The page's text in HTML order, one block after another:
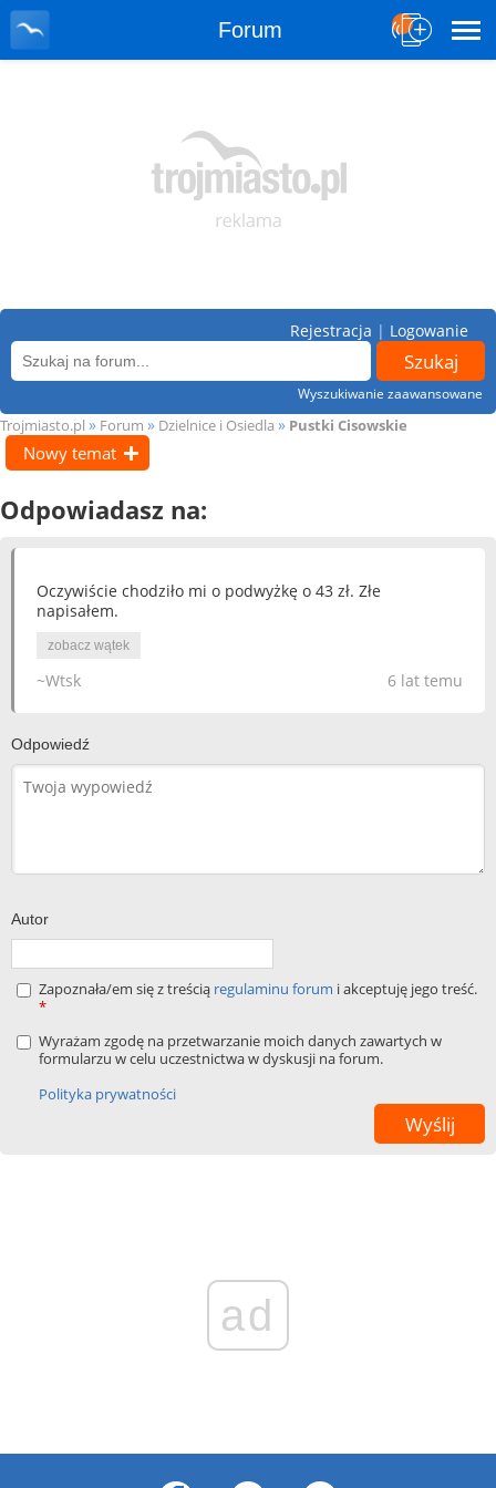
Forum
Wyszukiwanie zaawansowane
Rejestracja | Logowanie
Trojmiasto.pl » Forum » Dzielnice i Osiedla » Pustki Cisowskie
Nowy temat
Odpowiadasz na:
Oczywiście chodziło mi o podwyżkę o 43 zł. Złe
napisałem.
zobacz wątek
6 lat temu
~Wtsk
Odpowiedź
Autor
Zapoznała/em się z treścią regulaminu forum i akceptuję jego treść.
*
Wyrażam zgodę na przetwarzanie moich danych zawartych w
formularzu w celu uczestnictwa w dyskusji na forum.
Polityka prywatności
ad